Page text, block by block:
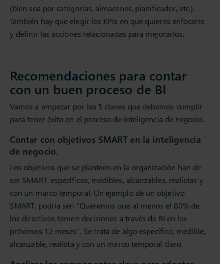
(bien sea por categorías, almacenes, planificador, etc.).
También hay que elegir los KPIs en que quieres enfocarte
y definir las acciones relacionadas para mejorarlos.
Recomendaciones para contar
con un buen proceso de BI
Vamos a empezar por las 5 claves que debemos cumplir
para tener éxito en el proceso de inteligencia de negocio.
Contar con objetivos SMART en la inteligencia
de negocio.
Los objetivos que se planteen en la organización han de
ser SMART: específicos, medibles, alcanzables, realistas y
con un marco temporal. Un ejemplo de un objetivo
SMART, podría ser: “Queremos que al menos el 80% de
los directivos tomen decisiones a través de BI en los
próximos 12 meses”. Se trata de algo específico, medible,
alcanzable, realista y con un marco temporal claro.